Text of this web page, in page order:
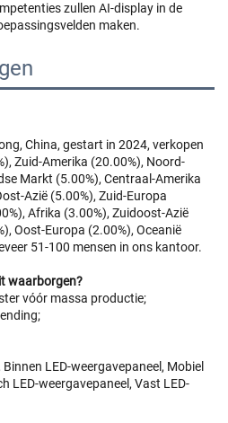
zullen AI-display in de
maken.
China, gestart in 2024, verkopen
Zuid-Amerika (20.00%), Noord-
Markt (5.00%), Centraal-Amerika
Azië (5.00%), Zuid-Europa
Afrika (3.00%), Zuidoost-Azië
Oost-Europa (2.00%), Oceanië
51-100 mensen in ons kantoor.
waarborgen?
vóór massa productie;
LED-weergavepaneel, Mobiel
LED-weergavepaneel, Vast LED-